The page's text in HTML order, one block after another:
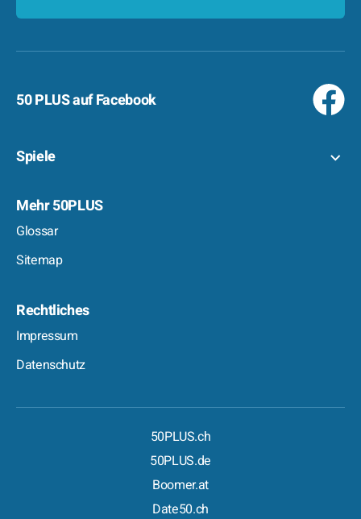
50 PLUS auf Facebook
Spiele
Mehr 50PLUS
Glossar
Sitemap
Rechtliches
Impressum
Datenschutz
50PLUS.ch
50PLUS.de
Boomer.at
Date50.ch